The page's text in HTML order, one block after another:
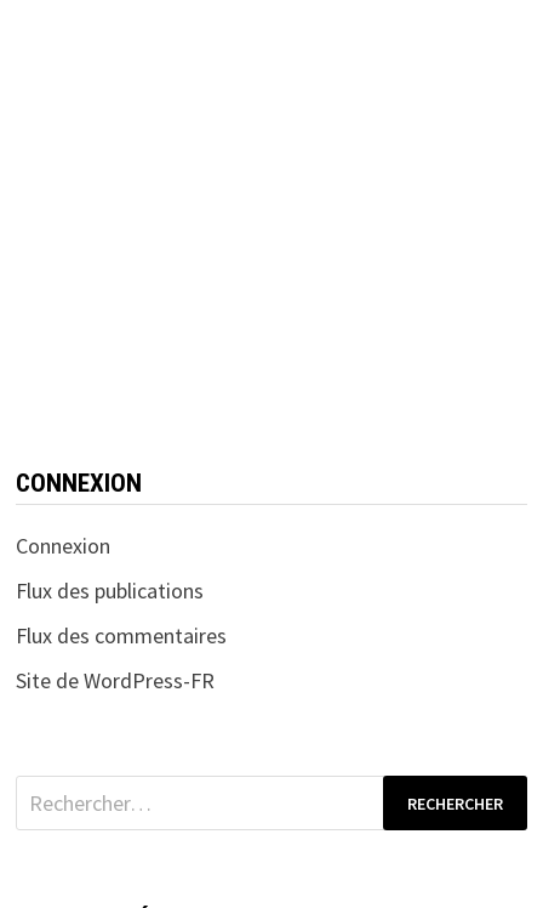
CONNEXION
Connexion
Flux des publications
Flux des commentaires
Site de WordPress-FR
Rechercher :